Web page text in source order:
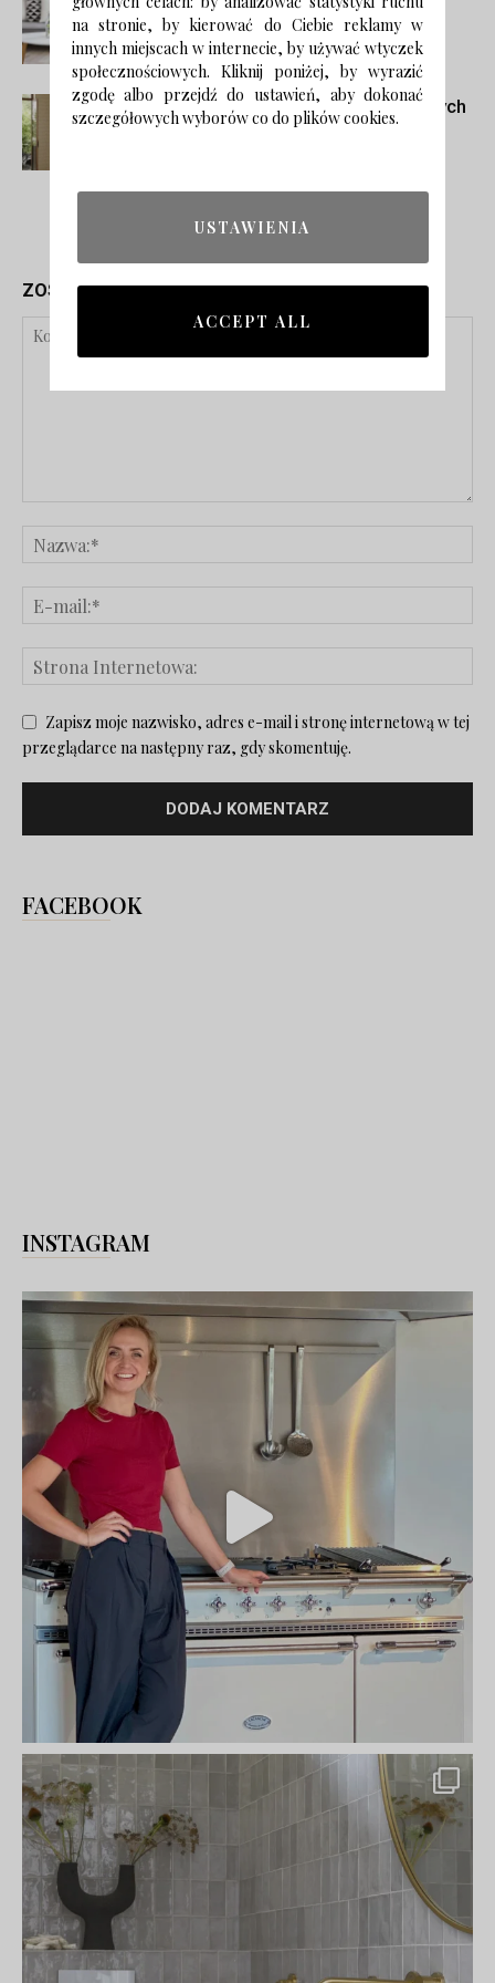
kawowy do małego mieszkania w
bloku
Trendy łazienkowe 2024 – 5 modnych
inspiracji
ZOSTAW ODPOWIEDŹ
Zapisz moje nazwisko, adres e-mail i stronę internetową w tej
przeglądarce na następny raz, gdy skomentuję.
FACEBOOK
INSTAGRAM
na stronie, by kierować do Ciebie reklamy w
innych miejscach w internecie, by używać wtyczek
społecznościowych. Kliknij poniżej, by wyrazić
zgodę albo przejdź do ustawień, aby dokonać
szczegółowych wyborów co do plików cookies.
USTAWIENIA
ACCEPT ALL